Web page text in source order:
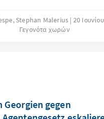
für die geopolitische
Brisanz des
dabei Russlands
Einfluss als „Spoiler“
Friedens zwischen den
die Europäische Union
Stephan Malerius 20
Γεγονότα χωρών
Georgien gegen